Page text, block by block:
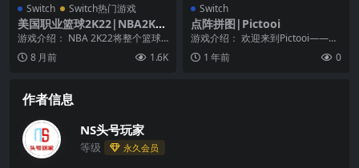
Switch Switch热门游戏
美国职业篮球2K22|NBA2K22
中文
游戏介绍： NBA 2K22将整个篮球
世界放到了你手中。开始“快速比
赛”，在宛如...
8 月前 1.6K
Switch
点阵拼图|Pictooi
游戏介绍： 欢迎来到Pictooi——这
是一款轻松有趣的逻辑谜题游戏，
玩家需要填...
1 年前 0
作者信息
NS头号玩家
等级 永久会员